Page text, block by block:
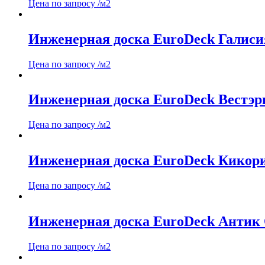
Цена по запросу /м2
Инженерная доска EuroDeck
Цена по запросу /м2
Инженерная доска EuroDeck
Цена по запросу /м2
Инженерная доска EuroDeck
Цена по запросу /м2
Инженерная доска EuroDeck
Цена по запросу /м2